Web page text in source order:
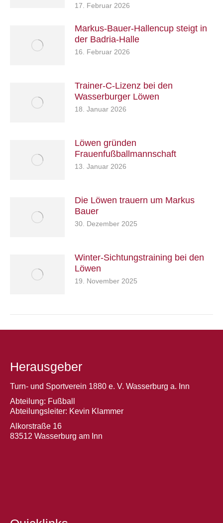
17. Februar 2026
Markus-Bauer-Hallencup steigt in
der Badria-Halle
16. Februar 2026
Trainer-C-Lizenz bei den
Wasserburger Löwen
18. Januar 2026
Löwen gründen
Frauenfußballmannschaft
13. Januar 2026
Die Löwen trauern um Markus
Bauer
30. Dezember 2025
Winter-Sichtungstraining bei den
Löwen
19. November 2025
Herausgeber
Turn- und Sportverein 1880 e. V. Wasserburg a. Inn
Abteilung: Fußball
Abteilungsleiter: Kevin Klammer
Alkorstraße 16
83512 Wasserburg am Inn